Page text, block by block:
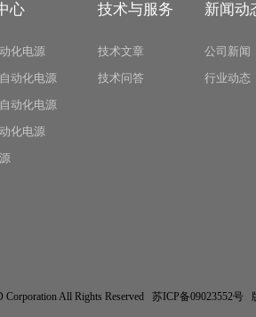
心
化电源
动化电源
动化电源
化电源
技术与服务
技术文章
技术问答
新闻动
公司新闻
行业动态
Corporation All Rights Reserved 苏ICP备09023552